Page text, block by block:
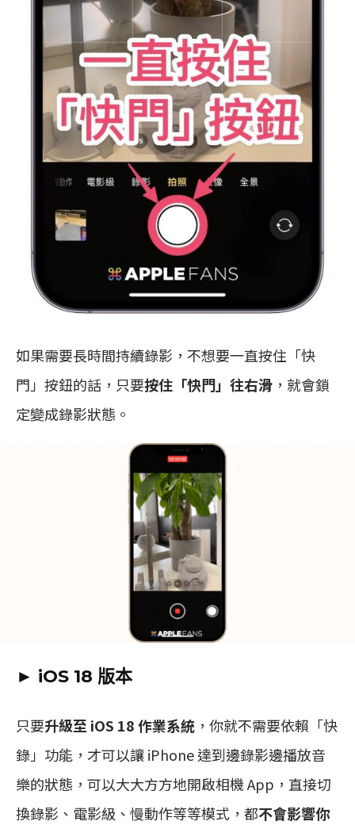
如果需要長時間持續錄影，不想要一直按住「快
門」按鈕的話，只要按住「快門」往右滑 ，就會鎖
定變成錄影狀態。
► iOS 18 版本
只要升級至 iOS 18 作業系統 ，你就不需要依賴「快
錄」功能，才可以讓 iPhone 達到邊錄影邊播放音
樂的狀態，可以大大方方地開啟相機 App，直接切
換錄影、電影級、慢動作等等模式，都不會影響你